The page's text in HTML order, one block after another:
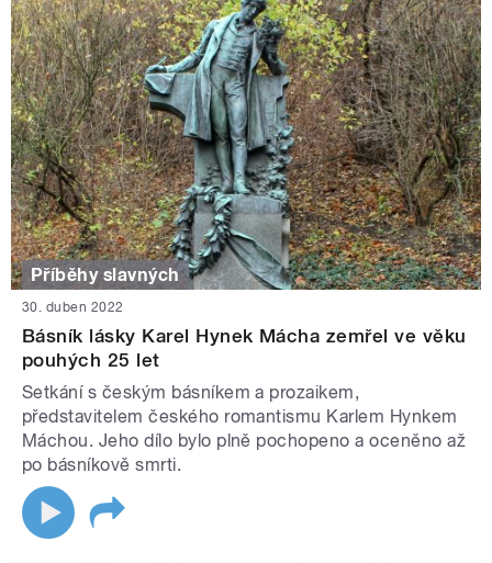
Příběhy slavných
30. duben 2022
Básník lásky Karel Hynek Mácha zemřel ve věku
pouhých 25 let
Setkání s českým básníkem a prozaikem,
představitelem českého romantismu Karlem Hynkem
Máchou. Jeho dílo bylo plně pochopeno a oceněno až
po básníkově smrti.